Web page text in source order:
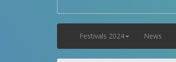
Festivals 2024 News